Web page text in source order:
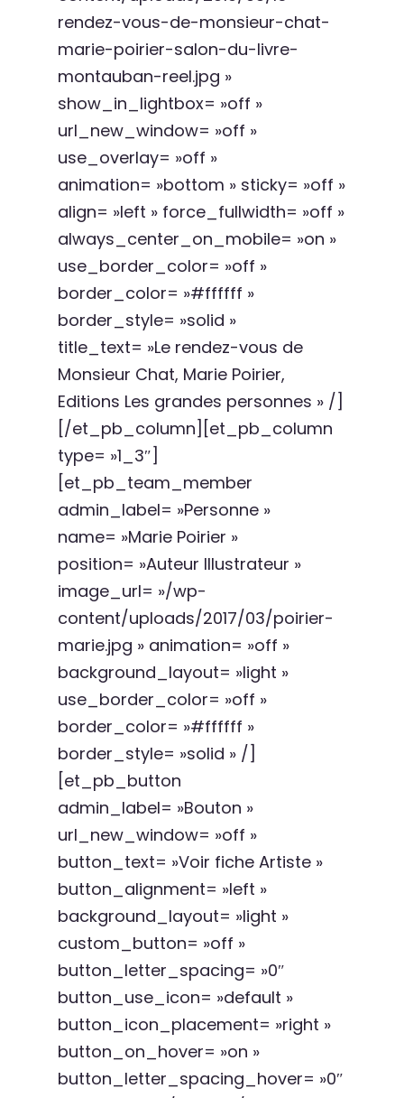
rendez-vous-de-monsieur-chat-
marie-poirier-salon-du-livre-
montauban-reel.jpg »
show_in_lightbox= »off »
url_new_window= »off »
use_overlay= »off »
animation= »bottom » sticky= »off »
align= »left » force_fullwidth= »off »
always_center_on_mobile= »on »
use_border_color= »off »
border_color= »#ffffff »
border_style= »solid »
title_text= »Le rendez-vous de
Monsieur Chat, Marie Poirier,
Editions Les grandes personnes » /]
[/et_pb_column][et_pb_column
type= »1_3″]
[et_pb_team_member
admin_label= »Personne »
name= »Marie Poirier »
position= »Auteur Illustrateur »
image_url= »/wp-
content/uploads/2017/03/poirier-
marie.jpg » animation= »off »
background_layout= »light »
use_border_color= »off »
border_color= »#ffffff »
border_style= »solid » /]
[et_pb_button
admin_label= »Bouton »
url_new_window= »off »
button_text= »Voir fiche Artiste »
button_alignment= »left »
background_layout= »light »
custom_button= »off »
button_letter_spacing= »0″
button_use_icon= »default »
button_icon_placement= »right »
button_on_hover= »on »
button_letter_spacing_hover= »0″